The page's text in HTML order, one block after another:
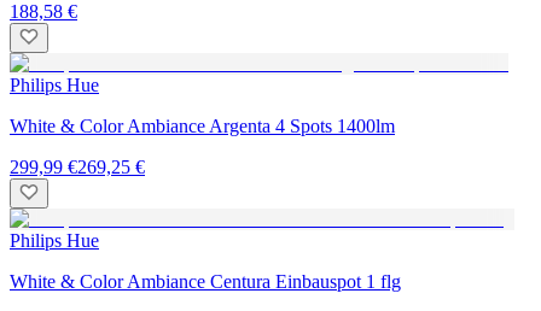
188,58 €
Philips Hue
White & Color Ambiance Argenta 4 Spots 1400lm
299,99 €269,25 €
Philips Hue
White & Color Ambiance Centura Einbauspot 1 flg